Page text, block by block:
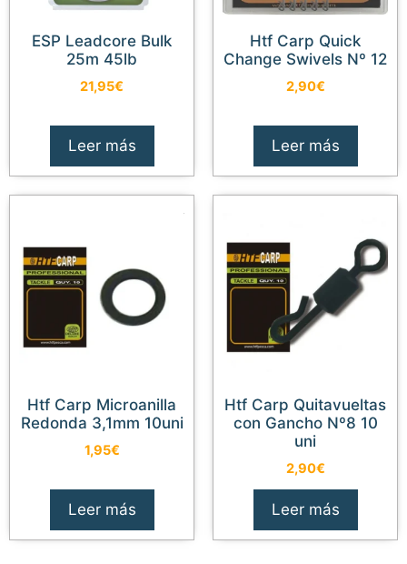
ESP Leadcore Bulk
25m 45lb
21,95€
Leer más
Htf Carp Quick
Change Swivels Nº 12
2,90€
Leer más
Htf Carp Microanilla
Redonda 3,1mm 10uni
1,95€
Leer más
Htf Carp Quitavueltas
con Gancho Nº8 10
uni
2,90€
Leer más